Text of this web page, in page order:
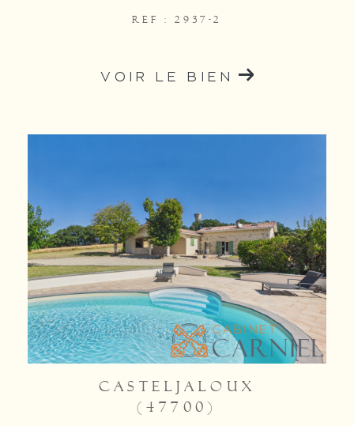
REF : 2937-2
VOIR LE BIEN
CASTELJALOUX
(47700)